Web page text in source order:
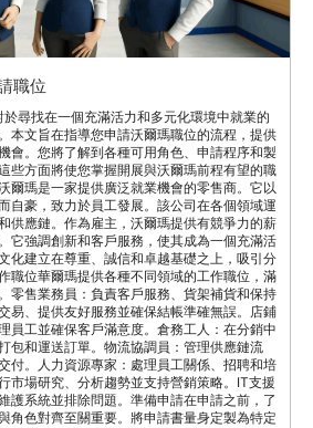
職位
尋找在一個充滿活力和多元化環境中就業的
本文旨在指導您申請沃爾瑪職位的流程，提供
會。您將了解到各種可用角色、申請程序和製
些方面將使您掌握開展與沃爾瑪前程有望的職
爾瑪是一家提供廣泛就業機會的零售商。它以
自豪，致力於員工發展。該公司在各個領域運
供應鏈。作為雇主，沃爾瑪提供有競爭力的薪
它強調創新和客戶服務，使其成為一個充滿活
化建立在尊重、誠信和卓越基礎之上，吸引分
職位華爾瑪提供各種不同領域的工作職位，滿
零售業務員：負責客戶服務、貨架補貨和保持
易、提供友好服務並確保結帳準確無誤。店鋪
員工並確保客戶滿意度。倉務工人：在分銷中
包和運送訂單。物流協調員：管理供應鏈流
付。人力資源專家：處理員工關係、招聘和培
市場研究、分析趨勢並支持營銷策略。IT支援
護系統並排除問題。準備申請在申請之前，了
角色對齊至關重要。將申請書量身定製為特定